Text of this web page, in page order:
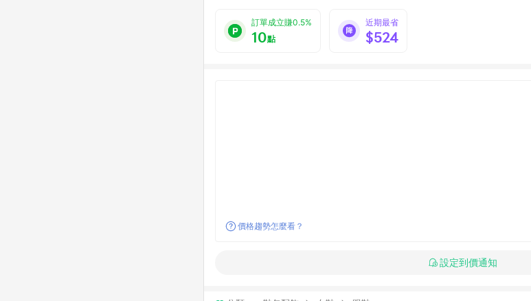
訂單成立賺0.5%
10點
近期最省
$524
價格趨勢怎麼看？
設定到價通知